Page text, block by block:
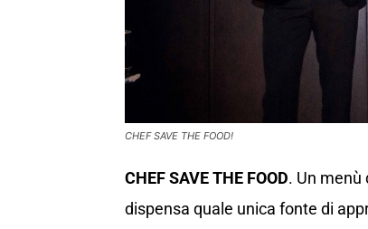
CHEF SAVE THE FOOD!
CHEF SAVE THE FOOD. Un menù
dispensa quale unica fonte di